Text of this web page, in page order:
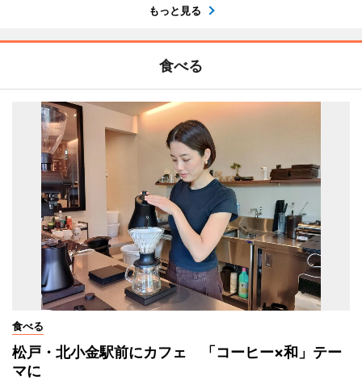
もっと見る
食べる
食べる
松戸・北小金駅前にカフェ 「コーヒー×和」テー
マに